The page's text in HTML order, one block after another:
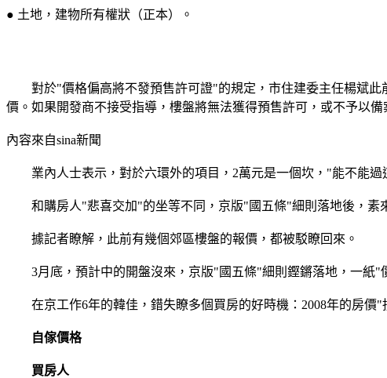
● 土地，建物所有權狀（正本）。
對於"價格偏高將不發預售許可證"的規定，市住建委主任楊斌此
價。如果開發商不接受指導，樓盤將無法獲得預售許可，或不予以備
內容來自sina新聞
業內人士表示，對於六環外的項目，2萬元是一個坎，"能不能過
和購房人"悲喜交加"的坐等不同，京版"國五條"細則落地後，素
據記者瞭解，此前有幾個郊區樓盤的報價，都被駁瞭回來。
3月底，預計中的開盤沒來，京版"國五條"細則鏗鏘落地，一紙"
在京工作6年的韓佳，錯失瞭多個買房的好時機：2008年的房價"
自傢價格
買房人